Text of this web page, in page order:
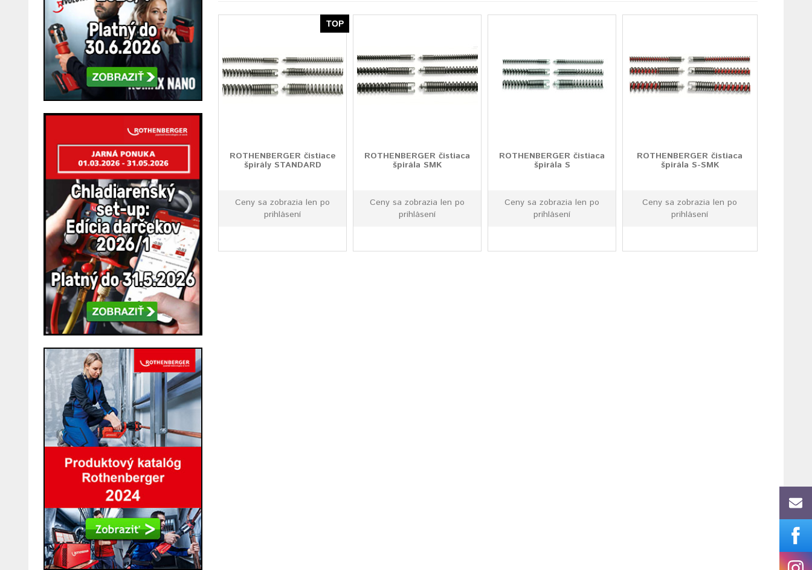
TOP
ROTHENBERGER čistiace
špirály STANDARD
Ceny sa zobrazia len po
prihlásení
ROTHENBERGER čistiaca
špirála SMK
Ceny sa zobrazia len po
prihlásení
ROTHENBERGER čistiaca
špirála S
Ceny sa zobrazia len po
prihlásení
ROTHENBERGER čistiaca
špirála S-SMK
Ceny sa zobrazia len po
prihlásení